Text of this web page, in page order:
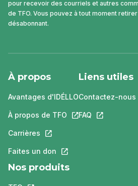
pour recevoir des courriels et autres
de TFO. Vous pouvez à tout moment
désabonnant.
À propos
Avantages d'IDÉLLO
À propos de TFO Ce lien s'ouvrira
Carrières Ce lien s'ouvrira dans un
Faites un don Ce lien s'ouvrira dans
Liens utiles
Contactez-nous
FAQ Ce lien
Nos produits